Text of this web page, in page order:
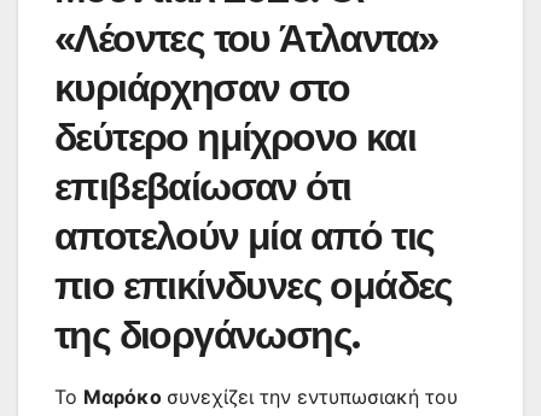
«Λέοντες του Άτλαντα»
κυριάρχησαν στο
δεύτερο ημίχρονο και
επιβεβαίωσαν ότι
αποτελούν μία από τις
πιο επικίνδυνες ομάδες
της διοργάνωσης.
Το Μαρόκο συνεχίζει την εντυπωσιακή του